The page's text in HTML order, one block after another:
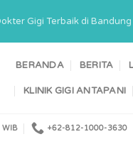
Gigi Terbaik di
BERANDA BERITA
KLINIK GIGI ANTAPANI
+62-812-1000-3630